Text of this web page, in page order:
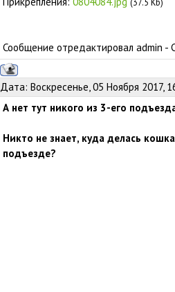
Сообщение отредактировал admin -
Дата: Воскресенье, 05 Ноября 2017,
А нет тут никого из 3-его
Никто не знает, куда делась
подъезде?